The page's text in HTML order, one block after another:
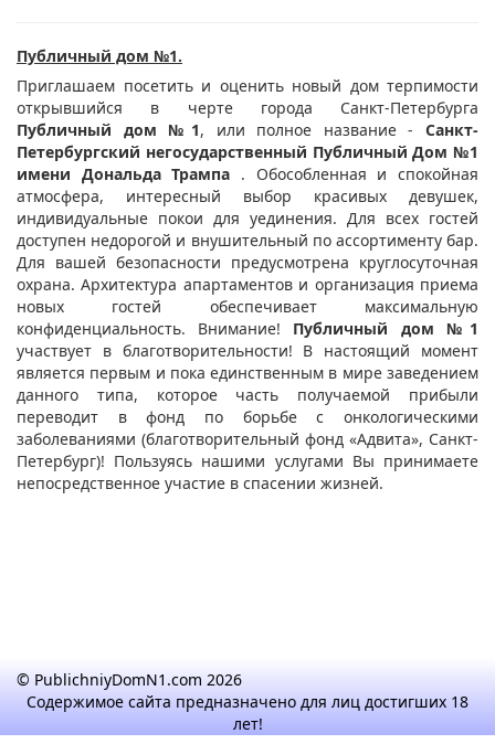
Публичный дом №1.
Приглашаем посетить и оценить новый дом терпимости
открывшийся в черте города Санкт-Петербурга
Публичный дом №1, или полное название - Санкт-
Петербургский негосударственный Публичный Дом №1
имени Дональда Трампа . Обособленная и спокойная
атмосфера, интересный выбор красивых девушек,
индивидуальные покои для уединения. Для всех гостей
доступен недорогой и внушительный по ассортименту бар.
Для вашей безопасности предусмотрена круглосуточная
охрана. Архитектура апартаментов и организация приема
новых гостей обеспечивает максимальную
конфиденциальность. Внимание! Публичный дом №1
участвует в благотворительности! В настоящий момент
является первым и пока единственным в мире заведением
данного типа, которое часть получаемой прибыли
переводит в фонд по борьбе с онкологическими
заболеваниями (благотворительный фонд «Адвита», Санкт-
Петербург)! Пользуясь нашими услугами Вы принимаете
непосредственное участие в спасении жизней.
© PublichniyDomN1.com 2026
Содержимое сайта предназначено для лиц достигших 18
лет!